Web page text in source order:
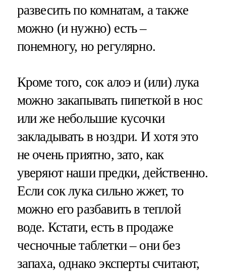
развесить по комнатам, а также
можно (и нужно) есть –
понемногу, но регулярно.
Кроме того, сок алоэ и (или) лука
можно закапывать пипеткой в нос
или же небольшие кусочки
закладывать в ноздри. И хотя это
не очень приятно, зато, как
уверяют наши предки, действенно.
Если сок лука сильно жжет, то
можно его разбавить в теплой
воде. Кстати, есть в продаже
чесночные таблетки – они без
запаха, однако эксперты считают,